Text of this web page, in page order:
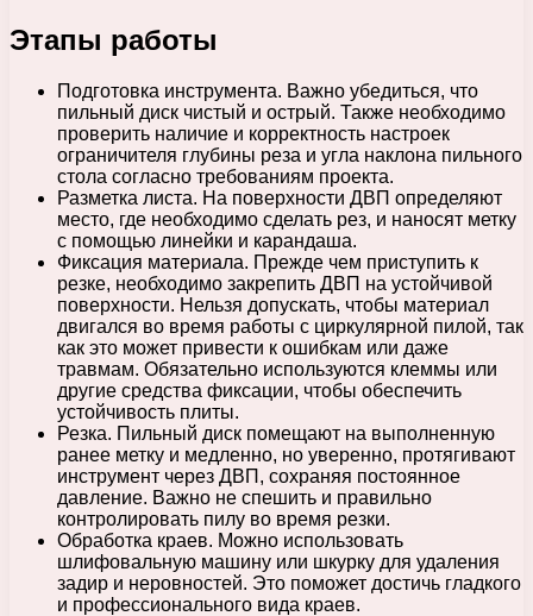
Этапы работы
Подготовка инструмента. Важно убедиться, что
пильный диск чистый и острый. Также необходимо
проверить наличие и корректность настроек
ограничителя глубины реза и угла наклона пильного
стола согласно требованиям проекта.
Разметка листа. На поверхности ДВП определяют
место, где необходимо сделать рез, и наносят метку
с помощью линейки и карандаша.
Фиксация материала. Прежде чем приступить к
резке, необходимо закрепить ДВП на устойчивой
поверхности. Нельзя допускать, чтобы материал
двигался во время работы с циркулярной пилой, так
как это может привести к ошибкам или даже
травмам. Обязательно используются клеммы или
другие средства фиксации, чтобы обеспечить
устойчивость плиты.
Резка. Пильный диск помещают на выполненную
ранее метку и медленно, но уверенно, протягивают
инструмент через ДВП, сохраняя постоянное
давление. Важно не спешить и правильно
контролировать пилу во время резки.
Обработка краев. Можно использовать
шлифовальную машину или шкурку для удаления
задир и неровностей. Это поможет достичь гладкого
и профессионального вида краев.